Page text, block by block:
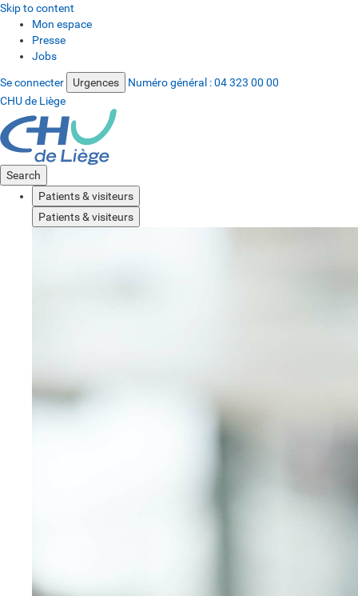
Skip to content
Mon espace
Presse
Jobs
Se connecter Urgences Numéro général :04 323 00 00
CHU de Liège
Search
Patients & visiteurs
Patients & visiteurs